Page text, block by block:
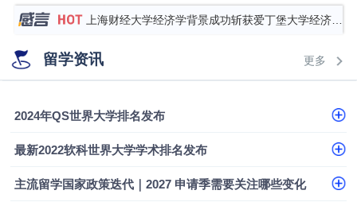
Offer
上海财经大学经济学背景成功斩获爱丁堡大学经济学
硕士录取
数学背景的他，靠“供应链”故事敲开哥大、宾大之门
专科逆袭伦敦大学学院UCL录取案例解析
留学资讯 更多
2024年QS世界大学排名发布
最新2022软科世界大学学术排名发布
主流留学国家政策迭代｜2027 申请季需要关注哪些变化